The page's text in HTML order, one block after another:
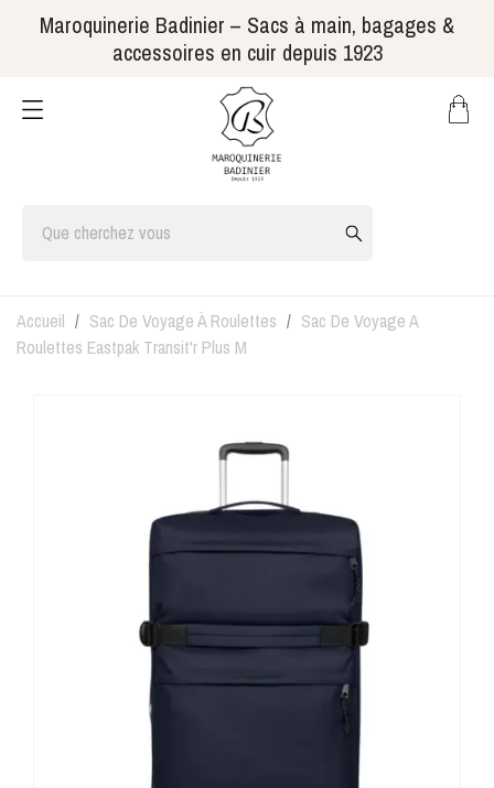
Maroquinerie Badinier – Sacs à main, bagages &
accessoires en cuir depuis 1923
Accueil Sac De Voyage À Roulettes
Sac De Voyage A
Roulettes Eastpak Transit'r Plus M